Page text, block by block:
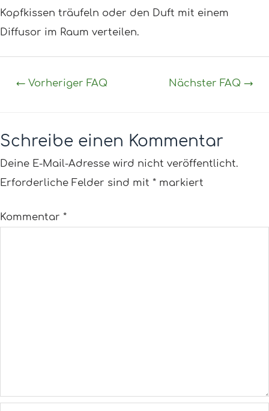
Kopfkissen träufeln oder den Duft mit einem
Diffusor im Raum verteilen.
←Vorheriger FAQ Nächster FAQ→
Schreibe einen Kommentar
Deine E-Mail-Adresse wird nicht veröffentlicht.
Erforderliche Felder sind mit * markiert
Kommentar *